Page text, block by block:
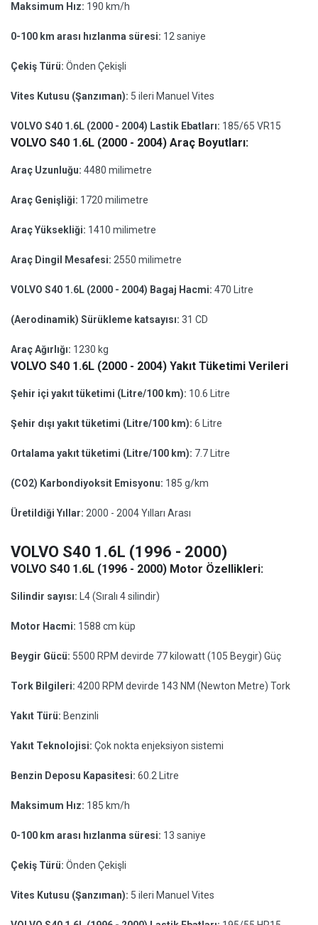
Maksimum Hız: 190 km/h
0-100 km arası hızlanma süresi: 12 saniye
Çekiş Türü: Önden Çekişli
Vites Kutusu (Şanzıman): 5 ileri Manuel Vites
VOLVO S40 1.6L (2000 - 2004) Lastik Ebatları: 185/65 VR15
VOLVO S40 1.6L (2000 - 2004) Araç Boyutları:
Araç Uzunluğu: 4480 milimetre
Araç Genişliği: 1720 milimetre
Araç Yüksekliği: 1410 milimetre
Araç Dingil Mesafesi: 2550 milimetre
VOLVO S40 1.6L (2000 - 2004) Bagaj Hacmi: 470 Litre
(Aerodinamik) Sürükleme katsayısı: 31 CD
Araç Ağırlığı: 1230 kg
VOLVO S40 1.6L (2000 - 2004) Yakıt Tüketimi Verileri
Şehir içi yakıt tüketimi (Litre/100 km): 10.6 Litre
Şehir dışı yakıt tüketimi (Litre/100 km): 6 Litre
Ortalama yakıt tüketimi (Litre/100 km): 7.7 Litre
(CO2) Karbondiyoksit Emisyonu: 185 g/km
Üretildiği Yıllar: 2000 - 2004 Yılları Arası
VOLVO S40 1.6L (1996 - 2000)
VOLVO S40 1.6L (1996 - 2000) Motor Özellikleri:
Silindir sayısı: L4 (Sıralı 4 silindir)
Motor Hacmi: 1588 cm küp
Beygir Gücü: 5500 RPM devirde 77 kilowatt (105 Beygir) Güç
Tork Bilgileri: 4200 RPM devirde 143 NM (Newton Metre) Tork
Yakıt Türü: Benzinli
Yakıt Teknolojisi: Çok nokta enjeksiyon sistemi
Benzin Deposu Kapasitesi: 60.2 Litre
Maksimum Hız: 185 km/h
0-100 km arası hızlanma süresi: 13 saniye
Çekiş Türü: Önden Çekişli
Vites Kutusu (Şanzıman): 5 ileri Manuel Vites